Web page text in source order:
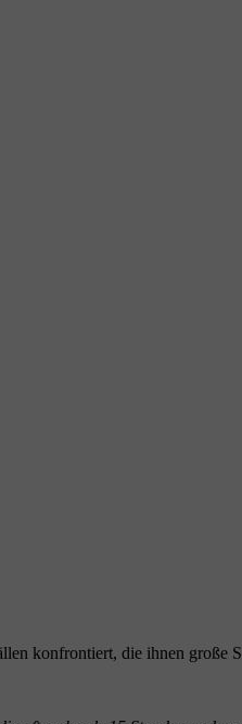
konfrontiert, die ihnen große